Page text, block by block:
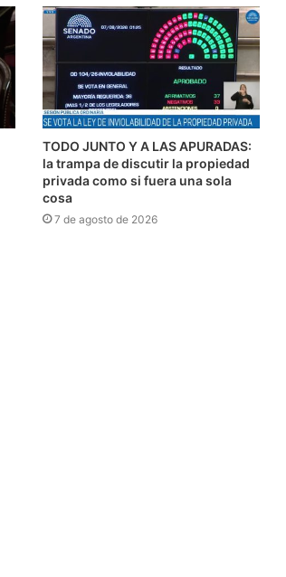
TODO JUNTO Y A LAS APURADAS:
la trampa de discutir la propiedad
privada como si fuera una sola
cosa
7 de agosto de 2026